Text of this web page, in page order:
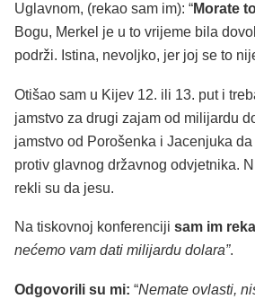
Uglavnom, (rekao sam im): “Morate
Bogu, Merkel je u to vrijeme bila
podrži. Istina, nevoljko, jer joj se to
Otišao sam u Kijev 12. ili 13. put i
jamstvo za drugi zajam od milijardu
jamstvo od Porošenka i Jacenjuka
protiv glavnog državnog odvjetnika.
rekli su da jesu.
Na tiskovnoj konferenciji sam im
nećemo vam dati milijardu dolara”.
Odgovorili su mi: “Nemate ovlasti,